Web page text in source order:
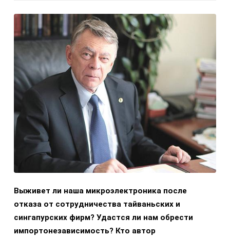
Выживет ли наша микроэлектроника после
отказа от сотрудничества тайваньских и
сингапурских фирм? Удастся ли нам обрести
импортонезависимость? Кто автор